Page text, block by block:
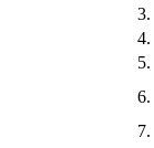
3.
4.
5.
6.
7.